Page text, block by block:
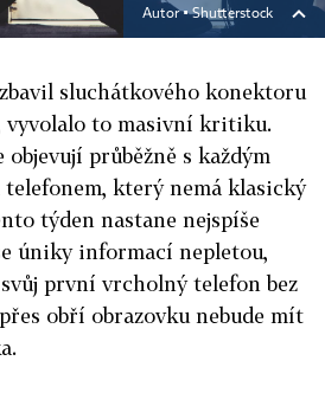
Autor ▪Shutterstock
sluchátkového konektoru
vyvolalo to masivní kritiku.
průběžně s každým
telefonem, který nemá klasický
týden nastane nejspíše
úniky informací nepletou,
první vrcholný telefon bez
obří obrazovku nebude mít